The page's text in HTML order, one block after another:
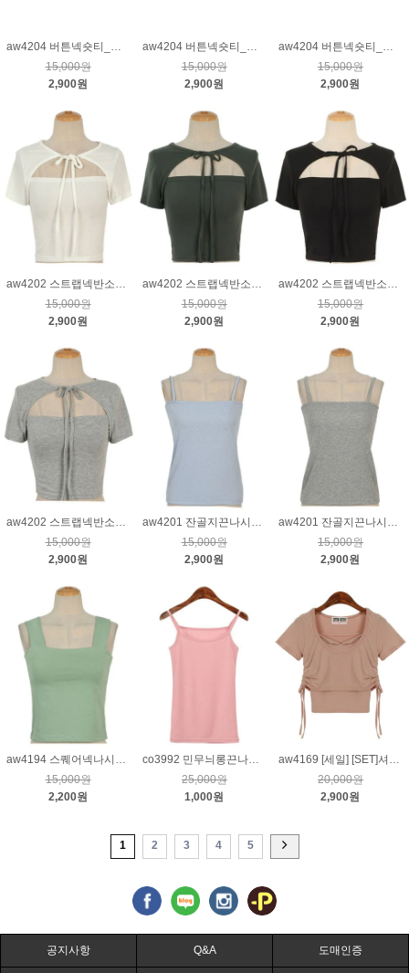
aw4204 버튼넥숏티_블랙
15,000원
2,900원
aw4204 버튼넥숏티_네이비
15,000원
2,900원
aw4204 버튼넥숏티_그레이
15,000원
2,900원
aw4202 스트랩넥반소매숏티_크림
15,000원
2,900원
aw4202 스트랩넥반소매숏티_진카키
15,000원
2,900원
aw4202 스트랩넥반소매숏티_블랙
15,000원
2,900원
aw4202 스트랩넥반소매숏티_그레이
15,000원
2,900원
aw4201 잔골지끈나시_블루
15,000원
2,900원
aw4201 잔골지끈나시_그레이
15,000원
2,900원
aw4194 스퀘어넥나시티_연그린
15,000원
2,200원
co3992 민무늬롱끈나시티_핑크
25,000원
1,000원
aw4169 [세일] [SET]셔링반팔티&나시티_핑크
20,000원
2,900원
1 2 3 4 5
공지사항 Q&A 도매인증